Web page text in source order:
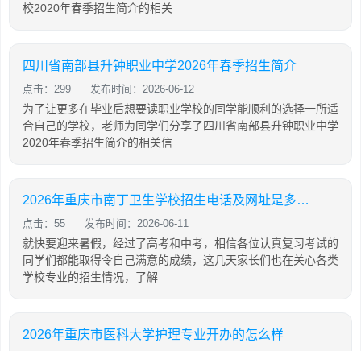
校2020年春季招生简介的相关
四川省南部县升钟职业中学2026年春季招生简介
点击：299 发布时间：2026-06-12
为了让更多在毕业后想要读职业学校的同学能顺利的选择一所适
合自己的学校，老师为同学们分享了四川省南部县升钟职业中学
2020年春季招生简介的相关信
2026年重庆市南丁卫生学校招生电话及网址是多少呢
点击：55 发布时间：2026-06-11
就快要迎来暑假，经过了高考和中考，相信各位认真复习考试的
同学们都能取得令自己满意的成绩，这几天家长们也在关心各类
学校专业的招生情况，了解
2026年重庆市医科大学护理专业开办的怎么样